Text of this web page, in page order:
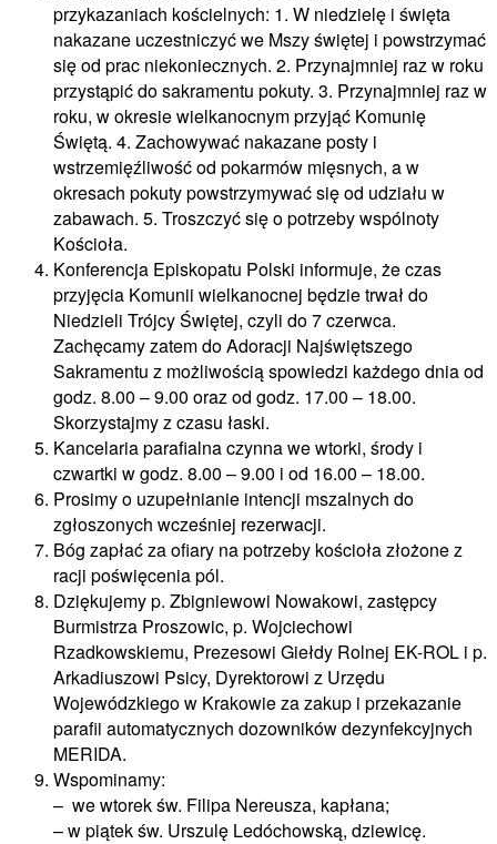
przykazaniach kościelnych: 1. W niedzielę i święta
nakazane uczestniczyć we Mszy świętej i powstrzymać
się od prac niekoniecznych. 2. Przynajmniej raz w roku
przystąpić do sakramentu pokuty. 3. Przynajmniej raz w
roku, w okresie wielkanocnym przyjąć Komunię
Świętą. 4. Zachowywać nakazane posty i
wstrzemięźliwość od pokarmów mięsnych, a w
okresach pokuty powstrzymywać się od udziału w
zabawach. 5. Troszczyć się o potrzeby wspólnoty
Kościoła.
Konferencja Episkopatu Polski informuje, że czas
przyjęcia Komunii wielkanocnej będzie trwał do
Niedzieli Trójcy Świętej, czyli do 7 czerwca.
Zachęcamy zatem do Adoracji Najświętszego
Sakramentu z możliwością spowiedzi każdego dnia od
godz. 8.00 – 9.00 oraz od godz. 17.00 – 18.00.
Skorzystajmy z czasu łaski.
Kancelaria parafialna czynna we wtorki, środy i
czwartki w godz. 8.00 – 9.00 i od 16.00 – 18.00.
Prosimy o uzupełnianie intencji mszalnych do
zgłoszonych wcześniej rezerwacji.
Bóg zapłać za ofiary na potrzeby kościoła złożone z
racji poświęcenia pól.
Dziękujemy p. Zbigniewowi Nowakowi, zastępcy
Burmistrza Proszowic, p. Wojciechowi
Rzadkowskiemu, Prezesowi Giełdy Rolnej EK-ROL i p.
Arkadiuszowi Psicy, Dyrektorowi z Urzędu
Wojewódzkiego w Krakowie za zakup i przekazanie
parafii automatycznych dozowników dezynfekcyjnych
MERIDA.
Wspominamy:
– we wtorek św. Filipa Nereusza, kapłana;
– w piątek św. Urszulę Ledóchowską, dziewicę.